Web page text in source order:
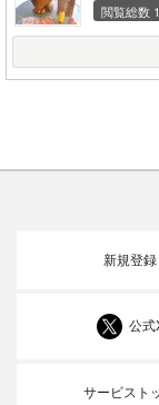
閲覧総数
新規登録
公式
サービスト